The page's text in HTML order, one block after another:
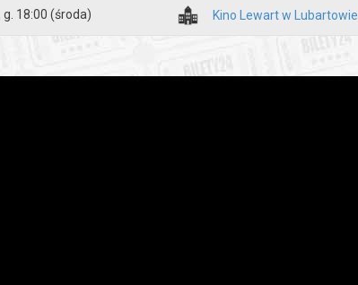
g. 18:00 (środa) Kino Lewart w Lubartowie